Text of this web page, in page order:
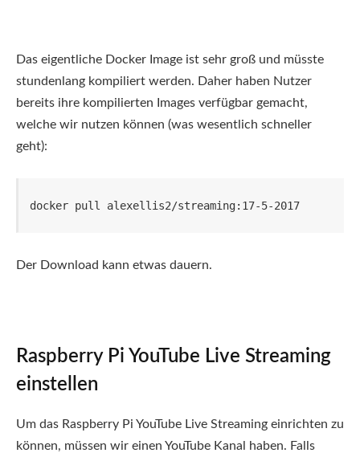
Das eigentliche Docker Image ist sehr groß und müsste
stundenlang kompiliert werden. Daher haben Nutzer
bereits ihre kompilierten Images verfügbar gemacht,
welche wir nutzen können (was wesentlich schneller
geht):
docker pull alexellis2/streaming:17-5-2017
Der Download kann etwas dauern.
Raspberry Pi YouTube Live Streaming
einstellen
Um das Raspberry Pi YouTube Live Streaming einrichten zu
können, müssen wir einen YouTube Kanal haben. Falls